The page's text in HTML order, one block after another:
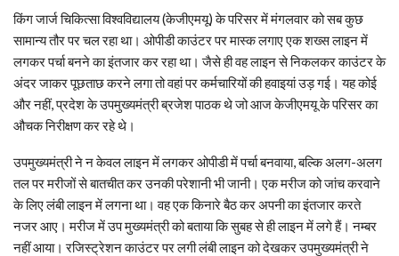
किंग जार्ज चिकित्सा विश्वविद्यालय (केजीएमयू) के परिसर में मंगलवार को सब कुछ
सामान्य तौर पर चल रहा था। ओपीडी काउंटर पर मास्क लगाए एक शख्स लाइन में
लगकर पर्चा बनने का इंतजार कर रहा था। जैसे ही वह लाइन से निकलकर काउंटर के
अंदर जाकर पूछताछ करने लगा तो वहां पर कर्मचारियों की हवाइयां उड़ गई। यह कोई
और नहीं, प्रदेश के उपमुख्यमंत्री ब्रजेश पाठक थे जो आज केजीएमयू के परिसर का
औचक निरीक्षण कर रहे थे।
उपमुख्यमंत्री ने न केवल लाइन में लगकर ओपीडी में पर्चा बनवाया, बल्कि अलग-अलग
तल पर मरीजों से बातचीत कर उनकी परेशानी भी जानी। एक मरीज को जांच करवाने
के लिए लंबी लाइन में लगना था। वह एक किनारे बैठ कर अपनी का इंतजार करते
नजर आए। मरीज में उप मुख्यमंत्री को बताया कि सुबह से ही लाइन में लगे हैं। नम्बर
नहीं आया। रजिस्ट्रेशन काउंटर पर लगी लंबी लाइन को देखकर उपमुख्यमंत्री ने